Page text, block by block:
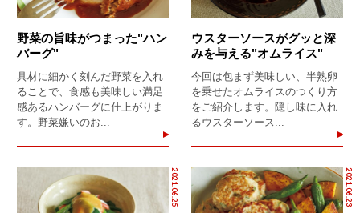
野菜の旨味がつまった"ハン
バーグ"
具材に細かく刻んだ野菜を入れ
ることで、食感も美味しい満足
感あるハンバーグに仕上がりま
す。野菜嫌いのお...
ウスターソースがグッと深
みを与える"オムライス"
今回は包まず美味しい、半熟卵
を乗せたオムライスのつくり方
をご紹介します。隠し味に入れ
るウスターソース...
2021.06.25 2021.06.23